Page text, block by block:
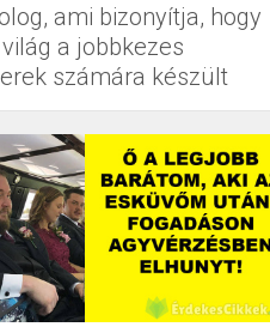
ami bizonyítja, hogy
a jobbkezes
számára készült